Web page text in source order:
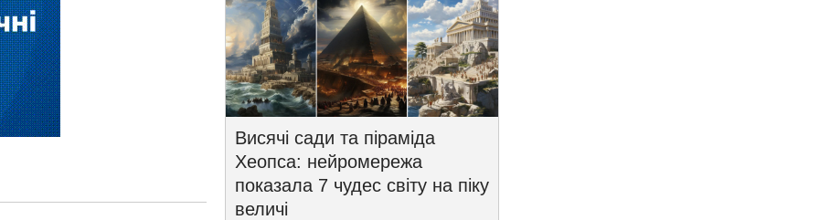
Висячі сади та піраміда
Хеопса: нейромережа
показала 7 чудес світу на піку
величі